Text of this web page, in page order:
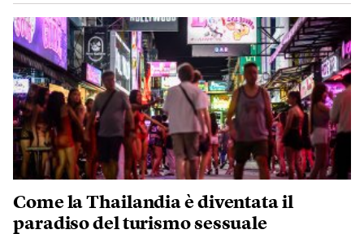
Come la Thailandia è diventata il
paradiso del turismo sessuale